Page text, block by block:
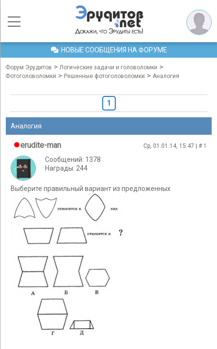
НОВЫЕ СООБЩЕНИЯ НА ФОРУМЕ
Форум Эрудитов > Логические задачи и головоломки >
Фотоголоволомки > Решенные фотоголоволомки > Аналогия
1
Аналогия
erudite-man Ср, 01.01.14, 15:47 | # 1
Сообщений: 1378
Награды: 244
Выберите правильный вариант из предложенных